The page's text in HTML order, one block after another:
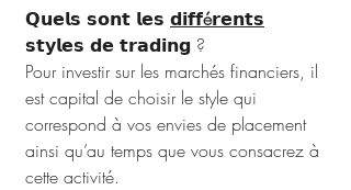
𝗤𝘂𝗲𝗹𝘀 𝘀𝗼𝗻𝘁 𝗹𝗲𝘀 𝗱𝗶𝗳𝗳é𝗿𝗲𝗻𝘁𝘀
𝘀𝘁𝘆𝗹𝗲𝘀 𝗱𝗲 𝘁𝗿𝗮𝗱𝗶𝗻𝗴 ?
Pour investir sur les marchés financiers, il
est capital de choisir le style qui
correspond à vos envies de placement
ainsi qu’au temps que vous consacrez à
cette activité.